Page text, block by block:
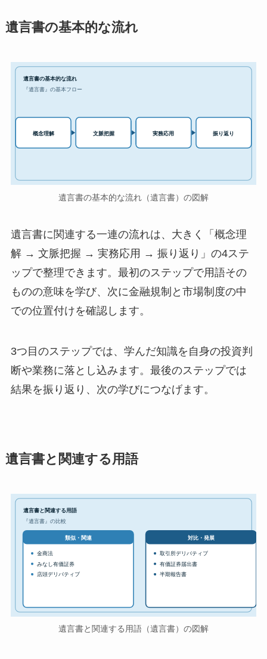
遺言書の基本的な流れ
遺言書の基本的な流れ
『遺言書』の基本フロー
概念理解 文脈把握 実務応用 振り返り
遺言書の基本的な流れ（遺言書）の図解
遺言書に関連する一連の流れは、大きく「概念理
解 → 文脈把握 → 実務応用 → 振り返り」の4ステ
ップで整理できます。最初のステップで用語その
ものの意味を学び、次に金融規制と市場制度の中
での位置付けを確認します。
3つ目のステップでは、学んだ知識を自身の投資判
断や業務に落とし込みます。最後のステップでは
結果を振り返り、次の学びにつなげます。
遺言書と関連する用語
遺言書と関連する用語
『遺言書』の比較
類似・関連
金商法
みなし有価証券
店頭デリバティブ
対比・発展
取引所デリバティブ
有価証券届出書
半期報告書
遺言書と関連する用語（遺言書）の図解